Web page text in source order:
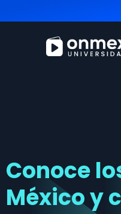
Conoce
México y